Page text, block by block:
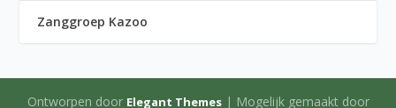
Zanggroep Kazoo
Ontworpen door Elegant Themes| Mogelijk gemaakt door